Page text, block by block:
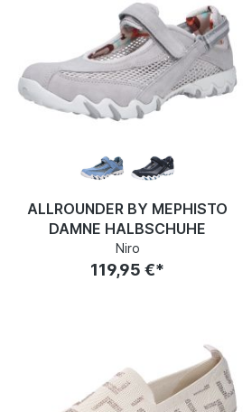
ALLROUNDER BY MEPHISTO
DAMNE HALBSCHUHE
Niro
119,95 €*